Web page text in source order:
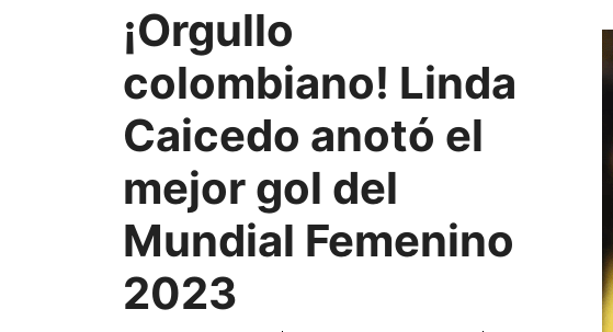
¡Orgullo
colombiano! Linda
Caicedo anotó el
mejor gol del
Mundial Femenino
2023